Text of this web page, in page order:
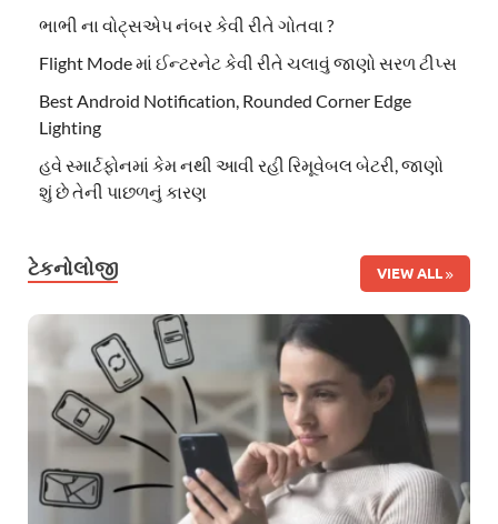
ભાભી ના વોટ્સએપ નંબર કેવી રીતે ગોતવા ?
Flight Mode માં ઈન્ટરનેટ કેવી રીતે ચલાવું જાણો સરળ ટીપ્સ
Best Android Notification, Rounded Corner Edge
Lighting
હવે સ્માર્ટફોનમાં કેમ નથી આવી રહી રિમૂવેબલ બેટરી, જાણો
શું છે તેની પાછળનું કારણ
ટેકનોલોજી VIEW ALL